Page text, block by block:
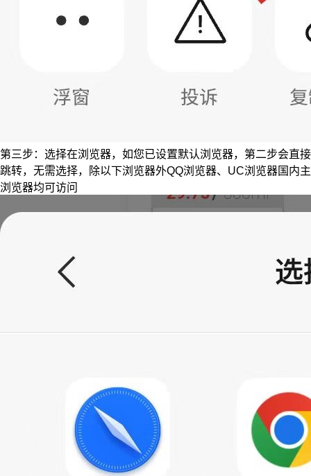
第三步：选择在浏览器，如您已设置默认浏览器，第二步会直接
跳转，无需选择，除以下浏览器外QQ浏览器、UC浏览器国内主
浏览器均可访问